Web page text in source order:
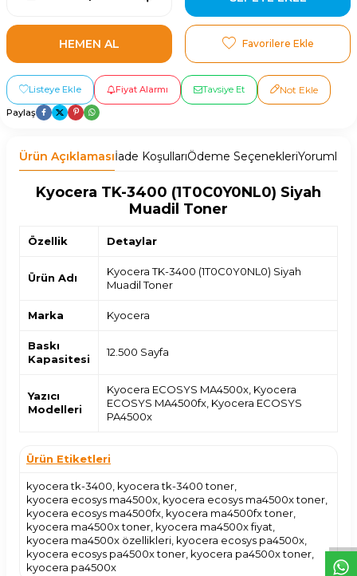
HEMEN AL Favorilere Ekle
Listeye Ekle Fiyat Alarmı Tavsiye Et Not Ekle
Paylaş
Ürün Açıklamasıİade KoşullarıÖdeme SeçenekleriYorumlar
Kyocera TK-3400 (1T0C0Y0NL0) Siyah
Muadil Toner
Özellik Detaylar
Ürün Adı
Kyocera TK-3400 (1T0C0Y0NL0) Siyah
Muadil Toner
Marka Kyocera
Baskı
Kapasitesi
12.500 Sayfa
Yazıcı
Modelleri
Kyocera ECOSYS MA4500x, Kyocera
ECOSYS MA4500fx, Kyocera ECOSYS
PA4500x
Ürün Etiketleri
kyocera tk-3400 kyocera tk-3400 toner
kyocera ecosys ma4500x kyocera ecosys ma4500x toner
kyocera ecosys ma4500fx kyocera ma4500fx toner
kyocera ma4500x toner kyocera ma4500x fiyat
kyocera ma4500x özellikleri kyocera ecosys pa4500x
kyocera ecosys pa4500x toner kyocera pa4500x toner
kyocera pa4500x